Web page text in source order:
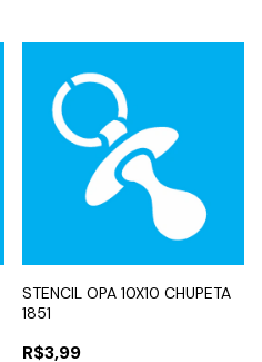
STENCIL OPA 10X10 CHUPETA
1851
R$3,99